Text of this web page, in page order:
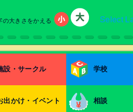
の大きさをかえる
Select
設・サークル 学校
出かけ・イベント 相談